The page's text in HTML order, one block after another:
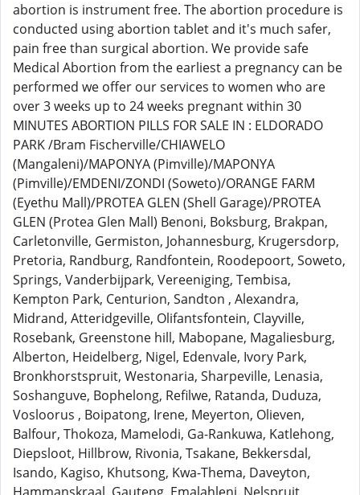
abortion is instrument free. The abortion procedure is
conducted using abortion tablet and it's much safer,
pain free than surgical abortion. We provide safe
Medical Abortion from the earliest a pregnancy can be
performed we offer our services to women who are
over 3 weeks up to 24 weeks pregnant within 30
MINUTES ABORTION PILLS FOR SALE IN : ELDORADO
PARK /Bram Fischerville/CHIAWELO
(Mangaleni)/MAPONYA (Pimville)/MAPONYA
(Pimville)/EMDENI/ZONDI (Soweto)/ORANGE FARM
(Eyethu Mall)/PROTEA GLEN (Shell Garage)/PROTEA
GLEN (Protea Glen Mall) Benoni, Boksburg, Brakpan,
Carletonville, Germiston, Johannesburg, Krugersdorp,
Pretoria, Randburg, Randfontein, Roodepoort, Soweto,
Springs, Vanderbijpark, Vereeniging, Tembisa,
Kempton Park, Centurion, Sandton , Alexandra,
Midrand, Atteridgeville, Olifantsfontein, Clayville,
Rosebank, Greenstone hill, Mabopane, Magaliesburg,
Alberton, Heidelberg, Nigel, Edenvale, Ivory Park,
Bronkhorstspruit, Westonaria, Sharpeville, Lenasia,
Soshanguve, Bophelong, Refilwe, Ratanda, Duduza,
Vosloorus , Boipatong, Irene, Meyerton, Olieven,
Balfour, Thokoza, Mamelodi, Ga-Rankuwa, Katlehong,
Diepsloot, Hillbrow, Rivonia, Tsakane, Bekkersdal,
Isando, Kagiso, Khutsong, Kwa-Thema, Daveyton,